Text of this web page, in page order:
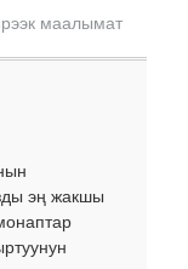
маалымат
эң жакшы